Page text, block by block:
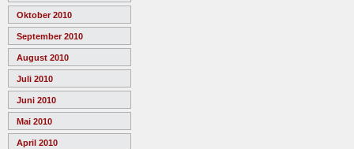
Oktober 2010
September 2010
August 2010
Juli 2010
Juni 2010
Mai 2010
April 2010